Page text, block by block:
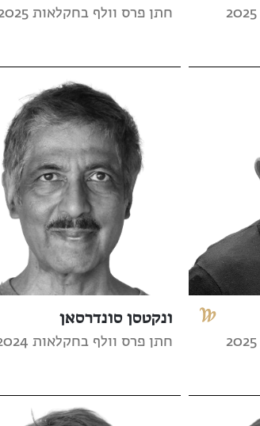
חתן פרס וולף בחקלאות 2025
ונקטסן סונדרסאן
חתן פרס וולף בחקלאות 2024